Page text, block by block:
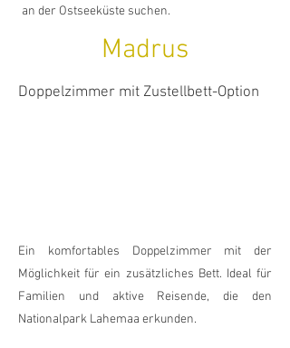
an der Ostseeküste suchen.
Madrus
Doppelzimmer mit Zustellbett-Option
Ein komfortables Doppelzimmer mit der
Möglichkeit für ein zusätzliches Bett. Ideal für
Familien und aktive Reisende, die den
Nationalpark Lahemaa erkunden.